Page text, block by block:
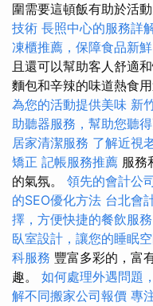
圍需要這頓飯有助於活
技術 長照中心的服務詳
凍櫃推薦，保障食品新鮮
且還可以幫助客人舒適
麵包和辛辣的味道熱食
為您的活動提供美味 新
助聽器服務，幫助您聽
居家清潔服務 了解近視
矯正 記帳服務推薦 服務
的氣氛。 領先的會計公
的SEO優化方法 台北會
擇，方便快捷的餐飲服務
臥室設計，讓您的睡眠
科服務 豐富多彩的，富
趣。 如何處理外遇問題
解不同搬家公司報價 專